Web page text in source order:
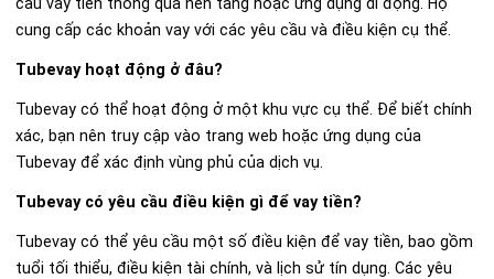
cầu vay tiền thông qua nền tảng hoặc ứng dụng di động. Họ
cung cấp các khoản vay với các yêu cầu và điều kiện cụ thể.
Tubevay hoạt động ở đâu?
Tubevay có thể hoạt động ở một khu vực cụ thể. Để biết chính
xác, bạn nên truy cập vào trang web hoặc ứng dụng của
Tubevay để xác định vùng phủ của dịch vụ.
Tubevay có yêu cầu điều kiện gì để vay tiền?
Tubevay có thể yêu cầu một số điều kiện để vay tiền, bao gồm
tuổi tối thiểu, điều kiện tài chính, và lịch sử tín dụng. Các yêu